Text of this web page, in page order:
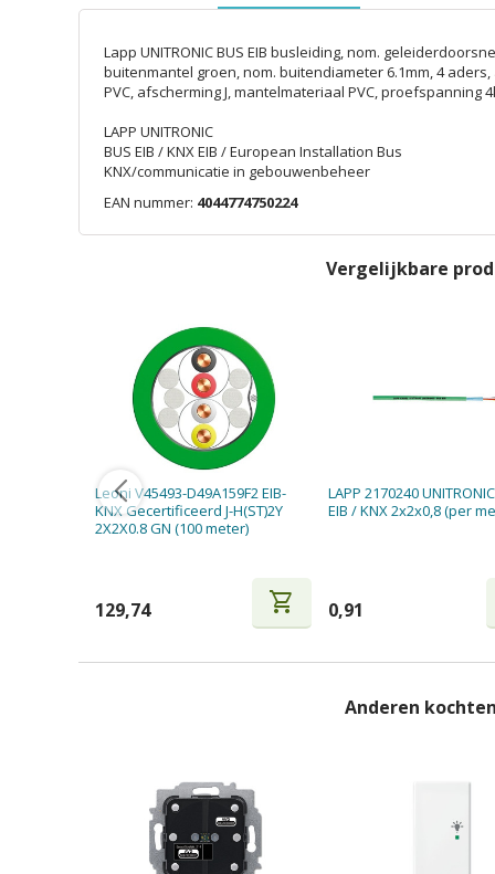
Lapp UNITRONIC BUS EIB busleiding, nom.
buitenmantel groen, nom. buitendiameter 6.1mm, 4
PVC, afscherming J, mantelmateriaal PVC, proefspanning
LAPP UNITRONIC
BUS EIB / KNX EIB / European Installation Bus
KNX/communicatie in gebouwenbeheer
EAN nummer: 4044774750224
Vergelijkbare
Leoni V45493-D49A159F2 EIB-
KNX Gecertificeerd J-H(ST)2Y
2X2X0.8 GN (100 meter)
129,74 shopping_cart
LAPP 2170240
EIB / KNX 2x2x0,8 (per
0,91
Anderen